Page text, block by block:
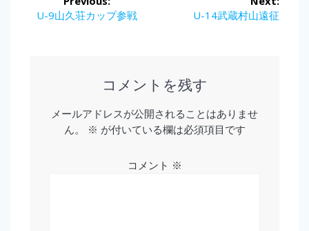
Previous
U-9山久荘カップ参戦
Next
U-14武蔵村山遠征
コメントを残す
メールアドレスが公開されることはありませ
ん。
※ が付いている欄は必須項目です
コメント ※